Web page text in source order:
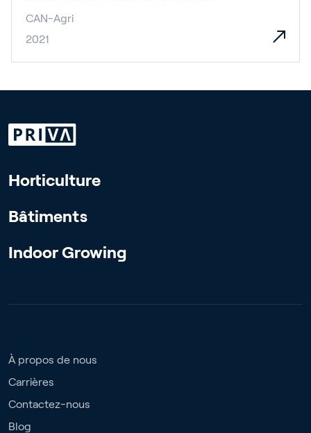
CAN-Agri
2021
Horticulture
Bâtiments
Indoor Growing
À propos de nous
Carrières
Contactez-nous
Blog